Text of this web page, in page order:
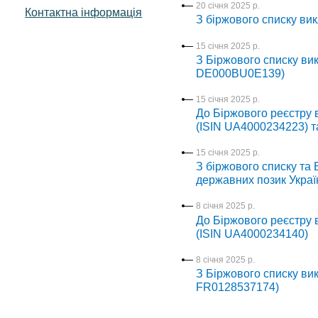
Контактна інформація
20 січня 2025 р.
З біржового списку
15 січня 2025 р.
З Біржового списку
DE000BU0E139)
15 січня 2025 р.
До Біржового реєстру
(ISIN UA4000234223)
15 січня 2025 р.
З біржового списку та
державних позик
8 січня 2025 р.
До Біржового реєстру
(ISIN UA4000234140)
8 січня 2025 р.
З Біржового списку
FR0128537174)